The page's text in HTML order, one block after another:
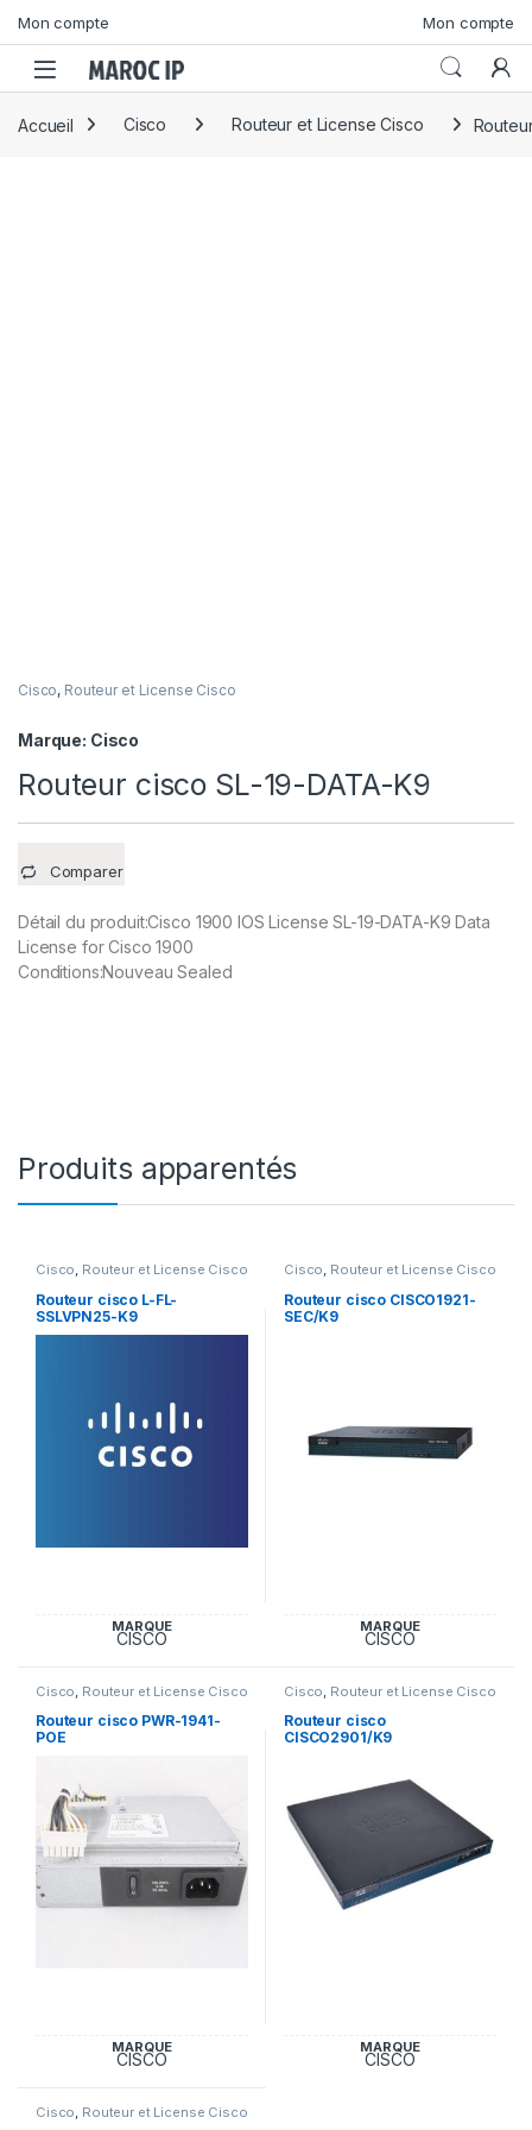
Mon compte Mon compte
Accueil Cisco Routeur et License Cisco
Cisco, Routeur et License Cisco
Marque: Cisco
Routeur cisco SL-19-DATA-K9
Comparer
Détail du produit:Cisco 1900 IOS License SL-19-DATA-K9 Data
License for Cisco 1900
Conditions:Nouveau Sealed
Produits apparentés
Cisco, Routeur et License Cisco
Routeur cisco L-FL-
SSLVPN25-K9
MARQUE
CISCO
Cisco, Routeur et License Cisco
Routeur cisco CISCO1921-
SEC/K9
MARQUE
CISCO
Cisco Routeur et License Cisco
Routeur cisco PWR-1941-
POE
MARQUE
CISCO
Cisco Routeur et License Cisco
Routeur cisco
CISCO2901/K9
MARQUE
CISCO
Cisco, Routeur et License Cisco